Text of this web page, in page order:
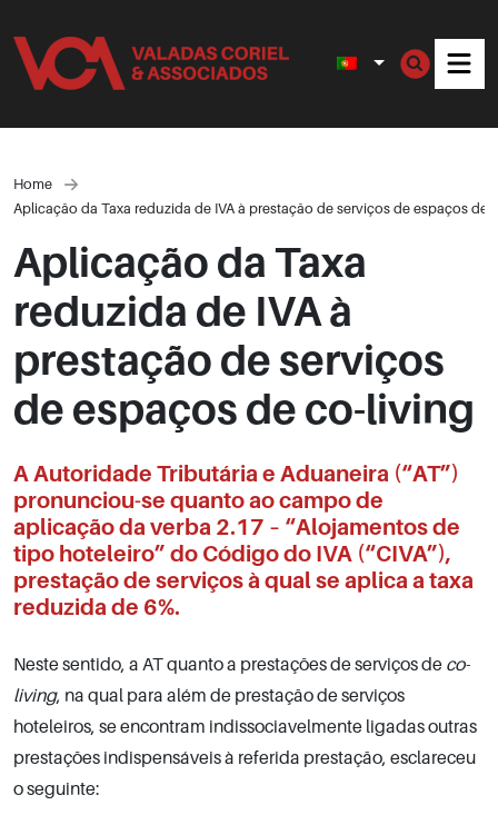
Home
Aplicação da Taxa reduzida de IVA à prestação de serviços de espaços de
Aplicação da Taxa
reduzida de IVA à
prestação de serviços
de espaços de co-living
A Autoridade Tributária e Aduaneira (“AT”)
pronunciou-se quanto ao campo de
aplicação da verba 2.17 – “Alojamentos de
tipo hoteleiro” do Código do IVA (“CIVA”),
prestação de serviços à qual se aplica a taxa
reduzida de 6%.
Neste sentido, a AT quanto a prestações de serviços de co-
living, na qual para além de prestação de serviços
hoteleiros, se encontram indissociavelmente ligadas outras
prestações indispensáveis à referida prestação, esclareceu
o seguinte: